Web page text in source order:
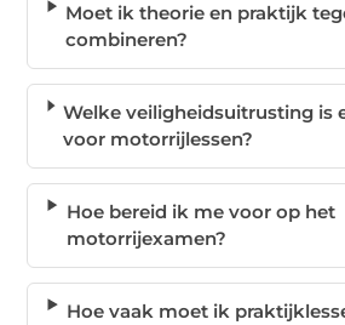
Moet ik theorie en praktijk
combineren?
Welke veiligheidsuitrusting is
voor motorrijlessen?
Hoe bereid ik me voor op het
motorrijexamen?
Hoe vaak moet ik